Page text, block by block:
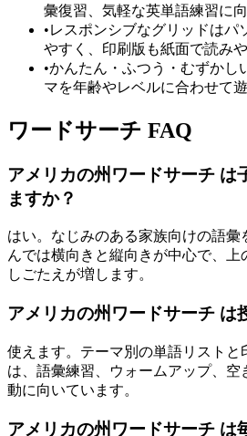
彙復習、気軽な英単語練習に向
•レスポンシブなグリッドはパ
やすく、印刷版も紙面で読み
•かんたん・ふつう・むずかし
マを年齢やレベルに合わせて遊
ワードサーチ FAQ
アメリカの州ワードサーチ は
ますか？
はい。なじみのある家族向けの語彙
んでは横向きと縦向きが中心で、上
しごたえが増します。
アメリカの州ワードサーチ は
使えます。テーマ別の単語リストと
は、語彙練習、ウォームアップ、
動に向いています。
アメリカの州ワードサーチ は